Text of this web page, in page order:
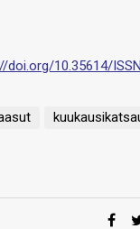
doi.org/10.35614/